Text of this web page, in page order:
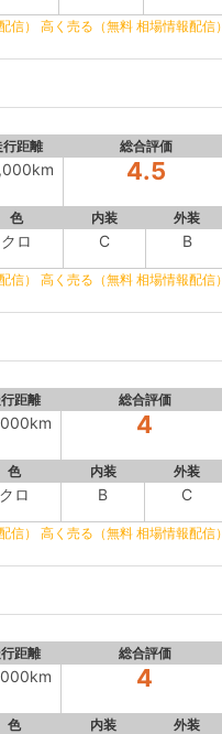
信） 高く売る（無料 相場情報配信）
行距離 総合評価
4.5
色 内装 外装
クロ C B
信） 高く売る（無料 相場情報配信）
距離 総合評価
4
色 内装 外装
クロ B C
信） 高く売る（無料 相場情報配信）
距離 総合評価
4
色 内装 外装